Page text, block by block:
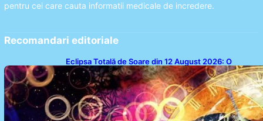
pentru cei care cauta informatii medicale de incredere.
Recomandari editoriale
Eclipsa Totală de Soare din 12 August 2026: O
Analiză a Impactului asupra Trei Zodii și a Ciclului de
18 Ani